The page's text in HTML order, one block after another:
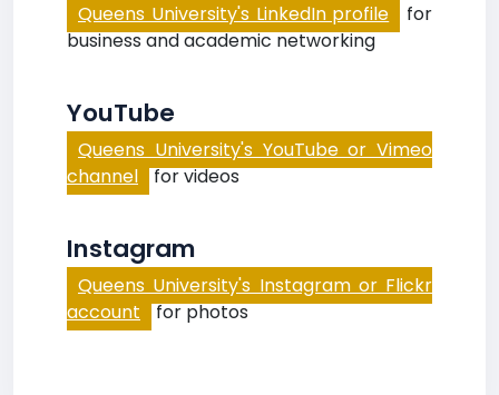
Queens University's LinkedIn profile
for
business and academic networking
YouTube
Queens University's YouTube or Vimeo
channel for videos
Instagram
Queens University's Instagram or Flickr
account for photos